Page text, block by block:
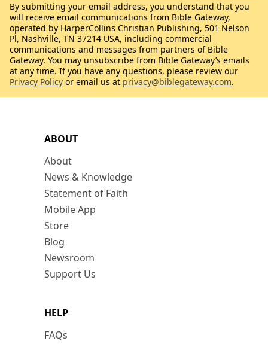
ABOUT
About
News & Knowledge
Statement of Faith
Mobile App
Store
Blog
Newsroom
Support Us
HELP
FAQs
By submitting your email address, you understand that you
will receive email communications from Bible Gateway,
operated by HarperCollins Christian Publishing, 501 Nelson
Pl, Nashville, TN 37214 USA, including commercial
communications and messages from partners of Bible
Gateway. You may unsubscribe from Bible Gateway’s emails
at any time. If you have any questions, please review our
Privacy Policy or email us at privacy@biblegateway.com.